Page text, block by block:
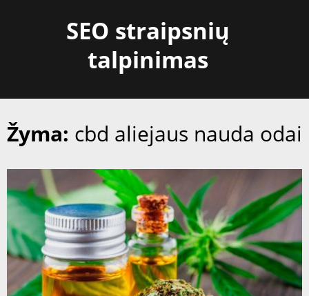
SEO straipsnių
talpinimas
Žyma: cbd aliejaus nauda odai